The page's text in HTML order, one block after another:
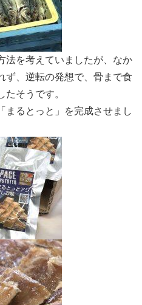
法を考えていましたが、なか
ず、逆転の発想で、骨まで食
そうです。
まるとっと」を完成させまし